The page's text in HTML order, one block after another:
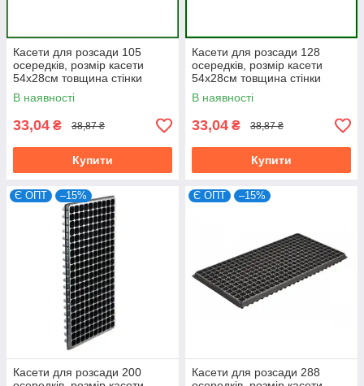
Касети для розсади 105
осередків, розмір касети
54х28см товщина стінки
0,7мм (мін. замовлення
15шт)
В наявності
33,04 ₴ 38,87 ₴
Купити
Касети для розсади 128
осередків, розмір касети
54х28см товщина стінки
0,7мм (мін. замовлення
15шт)
В наявності
33,04 ₴ 38,87 ₴
Купити
Є ОПТ –15%
Касети для розсади 200
Є ОПТ –15%
Касети для розсади 288